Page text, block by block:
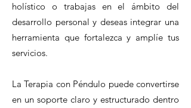
holístico o trabajas en el ámbito del
desarrollo personal y deseas integrar una
herramienta que fortalezca y amplíe tus
servicios.
La Terapia con Péndulo puede convertirse
en un soporte claro y estructurado dentro